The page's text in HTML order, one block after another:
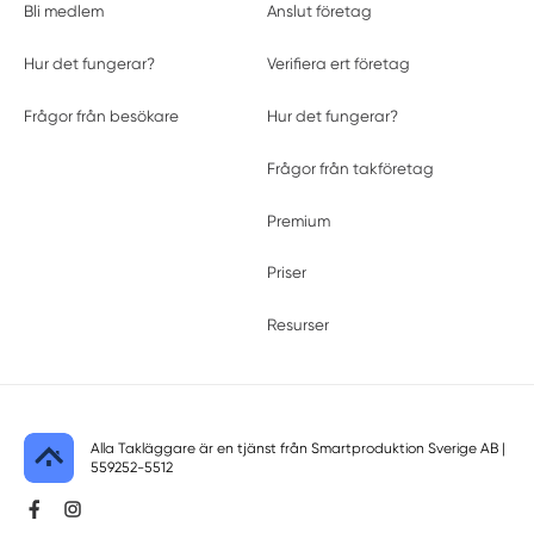
Bli medlem
Hur det fungerar?
Frågor från besökare
Anslut företag
Verifiera ert företag
Hur det fungerar?
Frågor från takföretag
Premium
Priser
Resurser
Alla Takläggare är en tjänst från Smartproduktion Sverige AB|
559252-5512